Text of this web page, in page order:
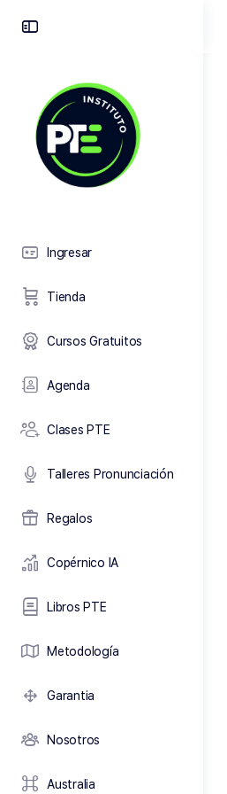
Ingresar
Tienda
Cursos Gratuitos
Agenda
Clases PTE
Talleres Pronunciación
Regalos
Copérnico IA
Libros PTE
Metodología
Garantia
Nosotros
Australia